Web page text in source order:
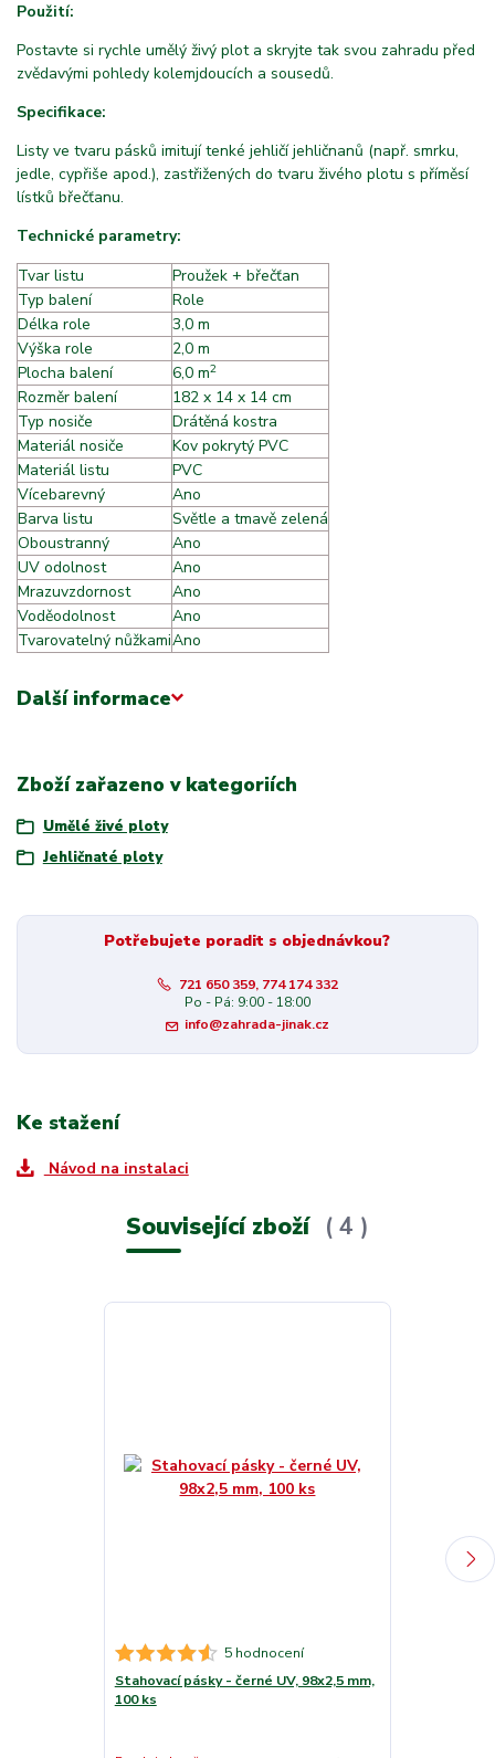
Použití:
Postavte si rychle umělý živý plot a skryjte tak svou zahradu před
zvědavými pohledy kolemjdoucích a sousedů.
Specifikace:
Listy ve tvaru pásků imitují tenké jehličí jehličnanů (např. smrku,
jedle, cypřiše apod.), zastřižených do tvaru živého plotu s příměsí
lístků břečťanu.
Technické parametry:
Tvar listu
Proužek + břečťan
Typ balení
Role
Délka role
3,0 m
Výška role
2,0 m
Plocha balení
6,0 m2
Rozměr balení
182 x 14 x 14 cm
Typ nosiče
Drátěná kostra
Materiál nosiče
Kov pokrytý PVC
Materiál listu
PVC
Vícebarevný
Ano
Barva listu
Světle a tmavě zelená
Oboustranný
Ano
UV odolnost
Ano
Mrazuvzdornost
Ano
Voděodolnost
Ano
Tvarovatelný nůžkamiAno
Další informace
Zboží zařazeno v kategoriích
Umělé živé ploty
Jehličnaté ploty
Potřebujete poradit s objednávkou?
721 650 359, 774 174 332
Po - Pá: 9:00 - 18:00
info@zahrada-jinak.cz
Ke stažení
Návod na instalaci
Související zboží 4
5 hodnocení
Stahovací pásky - černé UV, 98x2,5 mm,
100 ks